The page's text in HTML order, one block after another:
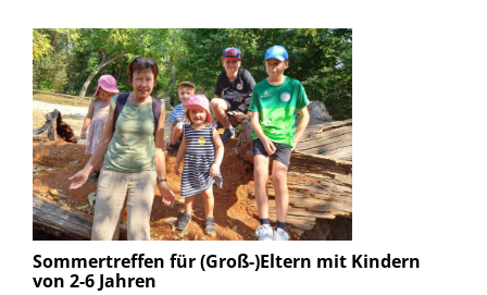
Sommertreffen für (Groß-)Eltern mit Kindern
von 2-6 Jahren